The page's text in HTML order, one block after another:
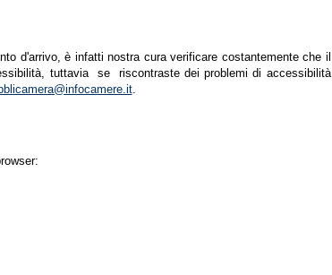
d'arrivo, è infatti nostra cura verificare costantemente che il
tuttavia se riscontraste dei problemi di accessibilità
.